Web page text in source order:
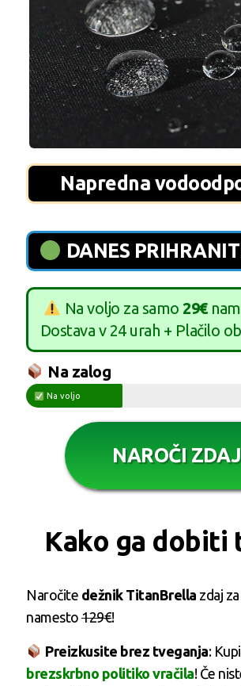
Napredna
DANES
Na voljo za samo 29€
Dostava v 24 urah + Plačilo
Na zalog
Na voljo
NAROČI ZDAJ
Kako ga dobiti
Naročite dežnik TitanBrella zdaj
namesto 129€!
Preizkusite brez tveganja:
brezskrbno politiko vračila! Če